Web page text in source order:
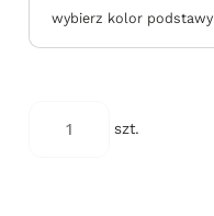
wybierz kolor podstawy
koloru: szt.